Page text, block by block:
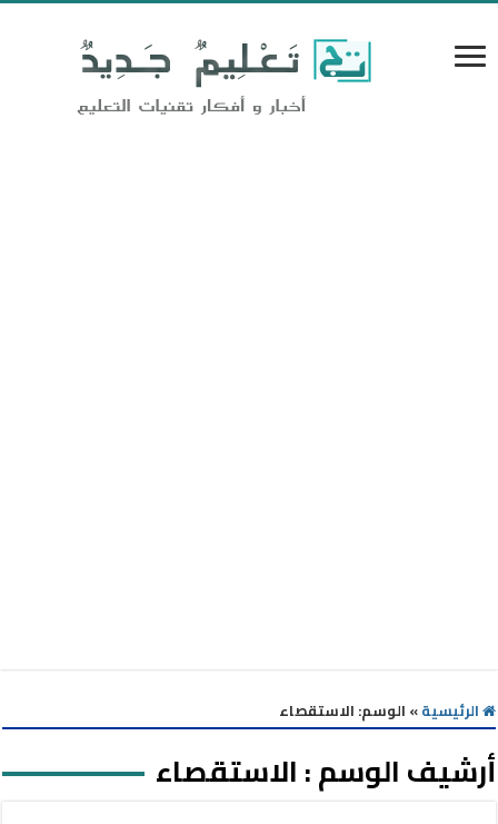
الرئيسية» الوسم: الاستقصاء
أرشيف الوسم :الاستقصاء